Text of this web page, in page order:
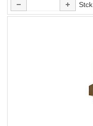
Stck